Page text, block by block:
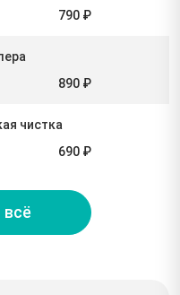
790 ₽
890 ₽
чистка
690 ₽
всё